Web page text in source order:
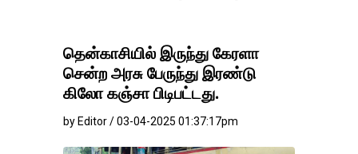
தென்காசியில் இருந்து கேரளா
சென்ற அரசு பேருந்து இரண்டு
கிலோ கஞ்சா பிடிபட்டது.
by Editor / 03-04-2025 01:37:17pm